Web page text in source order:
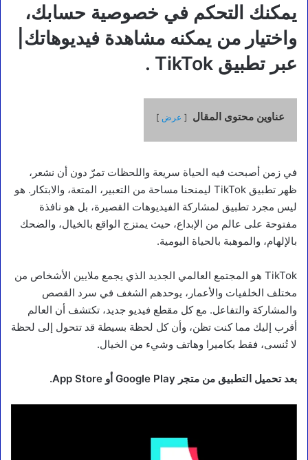
يمكنك التحكم في خصوصية حسابك،
واختيار من يمكنه مشاهدة فيديوهاتك|
عبر تطبيق TikTok .
عناوين محتوى المقال عرض
في زمن أصبحت فيه الحياة سريعة واللحظات تمرّ دون أن نشعر،
ظهر تطبيق TikTok ليمنحنا مساحة من التعبير، المتعة، والابتكار. هو
ليس مجرد تطبيق لمشاركة الفيديوهات القصيرة، بل هو نافذة
مفتوحة على عالم من الإبداع، حيث يمتزج الواقع بالخيال، والضحك
بالإلهام، والموهبة بالحياة اليومية.
TikTok هو المجتمع العالمي الجديد الذي يجمع ملايين الأشخاص من
مختلف الخلفيات والأعمار، يوحدهم الشغف في سرد القصص
والمشاركة والتفاعل. مع كل مقطع فيديو جديد، تكتشف أن العالم
أقرب إليك مما كنت تظن، وأن كل لحظة بسيطة قد تتحول إلى لحظة
لا تُنسى، فقط بكاميرا وهاتف وشيء من الخيال.
بعد تحميل التطبيق من متجر Google Play أو App Store.